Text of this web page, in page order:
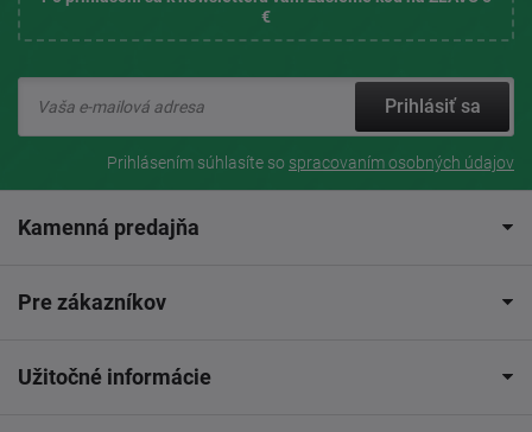
€
Prihlásiť sa
Prihlásením súhlasíte so spracovaním osobných údajov
Kamenná predajňa
Pre zákazníkov
Užitočné informácie